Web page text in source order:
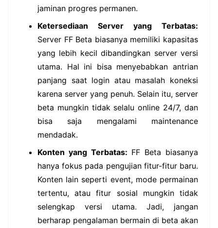
jaminan progres permanen.
Ketersediaan Server yang Terbatas:
Server FF Beta biasanya memiliki kapasitas
yang lebih kecil dibandingkan server versi
utama. Hal ini bisa menyebabkan antrian
panjang saat login atau masalah koneksi
karena server yang penuh. Selain itu, server
beta mungkin tidak selalu online 24/7, dan
bisa saja mengalami maintenance
mendadak.
Konten yang Terbatas: FF Beta biasanya
hanya fokus pada pengujian fitur-fitur baru.
Konten lain seperti event, mode permainan
tertentu, atau fitur sosial mungkin tidak
selengkap versi utama. Jadi, jangan
berharap pengalaman bermain di beta akan